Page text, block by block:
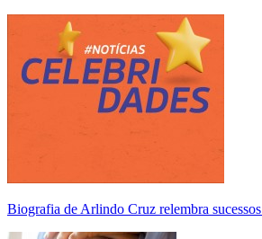
Biografia de Arlindo Cruz relembra